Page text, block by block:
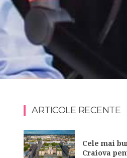
ARTICOLE RECENTE
Cele mai
Craiova